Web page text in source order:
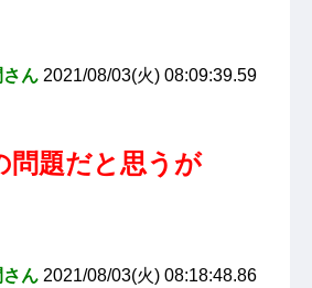
ん 2021/08/03(火) 08:09:39.59
問題だと思うが
ん 2021/08/03(火) 08:18:48.86